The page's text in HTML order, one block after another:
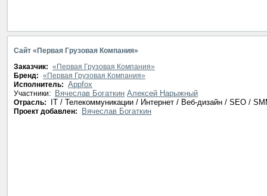
Сайт «Первая Грузовая Компания»
Заказчик: «Первая Грузовая Компания»
Бренд: «Первая Грузовая Компания»
Исполнитель: Appfox
Участники: Вячеслав Богаткин Алексей Нарыжный
Отрасль: IT / Телекоммуникации / Интернет / Веб-дизайн / SEO /
Проект добавлен: Вячеслав Богаткин